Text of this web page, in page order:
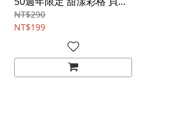
零錢包 粉色
NT$290
NT$199